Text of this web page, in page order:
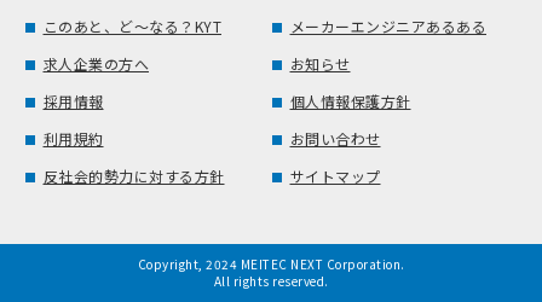
このあと、ど～なる？KYT
メーカーエンジニアあるある
求人企業の方へ
お知らせ
採用情報
個人情報保護方針
利用規約
お問い合わせ
反社会的勢力に対する方針
サイトマップ
Copyright, 2024 MEITEC NEXT Corporation.
All rights reserved.